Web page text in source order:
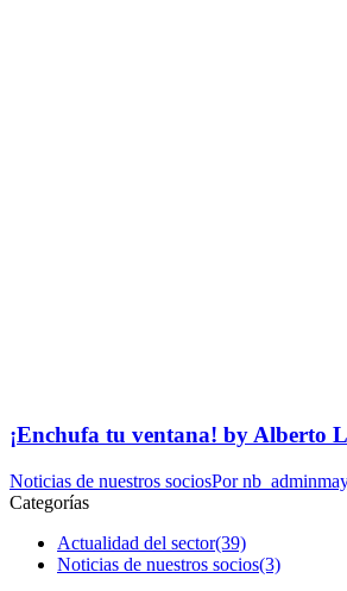
¡Enchufa tu ventana! by Alberto
Noticias de nuestros sociosPornb_admin
Categorías
Actualidad del sector(39)
Noticias de nuestros socios(3)